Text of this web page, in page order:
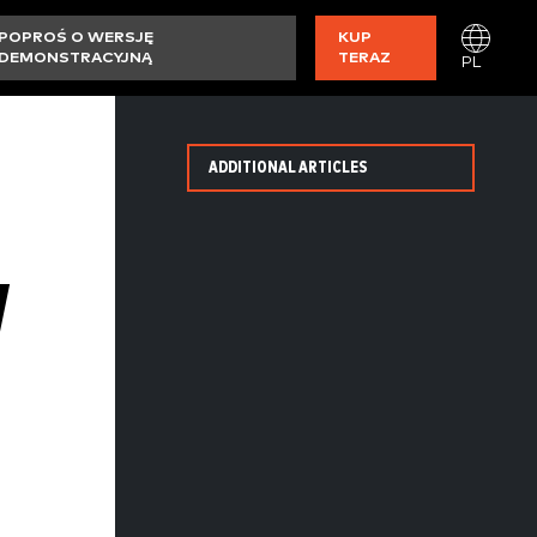
O WERSJĘ
KUP
TERAZ
PL
ADDITIONAL ARTICLES